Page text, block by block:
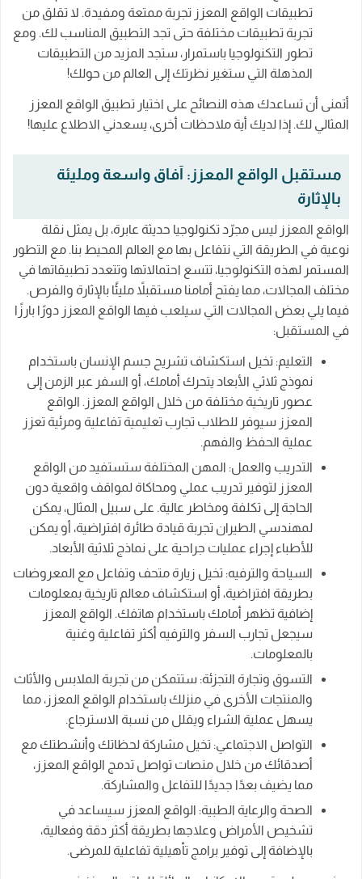
تطبيقات الواقع المعزز تجربة ممتعة ومفيدة. لا تقلق من
تجربة تطبيقات مختلفة حتى تجد التطبيق المناسب لك. ومع
تطور التكنولوجيا باستمرار، ستجد المزيد من التطبيقات
المذهلة التي ستغير نظرتك إلى العالم من حولك!
أتمنى أن تساعدك هذه النصائح على اختيار تطبيق الواقع المعزز
المثالي لك. إذا لديك أية ملاحظات أخرى، يسعدني الاطلاع عليها!
مستقبل الواقع المعزز: آفاق واسعة ومليئة
بالإثارة
الواقع المعزز ليس مجرّد تكنولوجيا حديثة عابرة، بل يمثل نقلة
نوعية في الطريقة التي نتفاعل بها مع العالم المحيط بنا. مع التطور
المستمر لهذه التكنولوجيا، تتسع احتمالاتها وتتعدد تطبيقاتها في
مختلف المجالات، مما يفتح أمامنا مستقبلاً مليئًا بالإثارة والفرص.
فيما يلي بعض المجالات التي سيلعب فيها الواقع المعزز دورًا بارزًا
في المستقبل:
التعليم: تخيل استكشاف تشريح جسم الإنسان باستخدام
نموذج ثلاثي الأبعاد يتحرك أمامك، أو السفر عبر الزمن إلى
عصور تاريخية مختلفة من خلال الواقع المعزز. الواقع
المعزز سيوفر للطلاب تجارب تعليمية تفاعلية ومرئية تعزز
عملية الحفظ والفهم.
التدريب والعمل: المهن المختلفة ستستفيد من الواقع
المعزز لتوفير تدريب عملي ومحاكاة لمواقف واقعية دون
الحاجة إلى تكلفة ومخاطر عالية. على سبيل المثال، يمكن
لمهندسي الطيران تجربة قيادة طائرة افتراضية، أو يمكن
للأطباء إجراء عمليات جراحية على نماذج ثلاثية الأبعاد.
السياحة والترفيه: تخيل زيارة متحف وتفاعل مع المعروضات
بطريقة افتراضية، أو استكشاف معالم تاريخية بمعلومات
إضافية تظهر أمامك باستخدام هاتفك. الواقع المعزز
سيجعل تجارب السفر والترفيه أكثر تفاعلية وغنية
بالمعلومات.
التسوق وتجارة التجزئة: ستتمكن من تجربة الملابس والأثاث
والمنتجات الأخرى في منزلك باستخدام الواقع المعزز، مما
يسهل عملية الشراء ويقلل من نسبة الاسترجاع.
التواصل الاجتماعي: تخيل مشاركة لحظاتك وأنشطتك مع
أصدقائك من خلال منصات تواصل تدمج الواقع المعزز،
مما يضيف بعدًا جديدًا للتفاعل والمشاركة.
الصحة والرعاية الطبية: الواقع المعزز سيساعد في
تشخيص الأمراض وعلاجها بطريقة أكثر دقة وفعالية،
بالإضافة إلى توفير برامج تأهيلية تفاعلية للمرضى.